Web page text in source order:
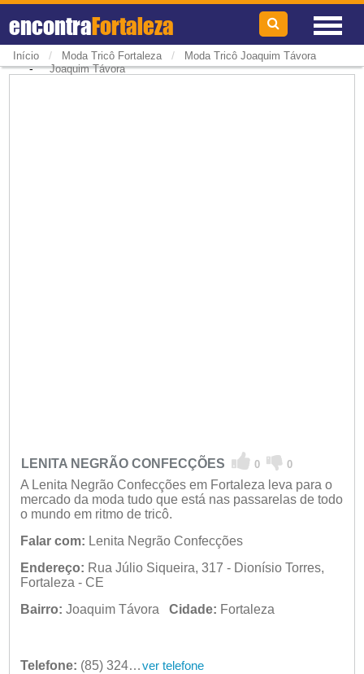
encontraFortaleza
Início / Moda Tricô Fortaleza / Moda Tricô Joaquim Távora
-Joaquim Távora
LENITA NEGRÃO CONFECÇÕES 0 0
A Lenita Negrão Confecções em Fortaleza leva para o
mercado da moda tudo que está nas passarelas de todo
o mundo em ritmo de tricô.
Falar com: Lenita Negrão Confecções
Endereço: Rua Júlio Siqueira, 317 - Dionísio Torres,
Fortaleza - CE
Bairro: Joaquim Távora Cidade: Fortaleza
Telefone: (85) 3247-708 ver telefone